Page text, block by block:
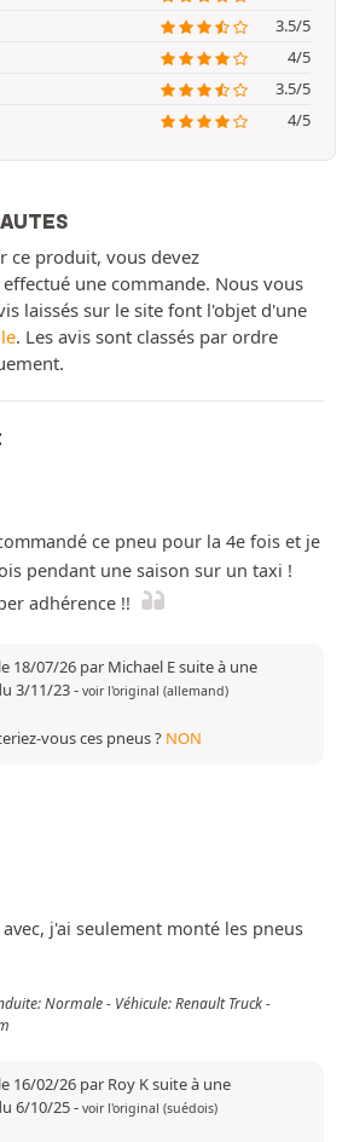
3.5/5
4/5
3.5/5
4/5
ce produit, vous devez
une commande. Nous vous
laissés sur le site font l'objet d'une
. Les avis sont classés par ordre
ce pneu pour la 4e fois et je
pendant une saison sur un taxi !
adhérence !!
18/07/26 par Michael E suite à une
3/11/23- voir l'original (allemand)
vous ces pneus ? NON
avec, j'ai seulement monté les pneus
Normale - Véhicule: Renault Truck -
16/02/26 par Roy K suite à une
6/10/25- voir l'original (suédois)